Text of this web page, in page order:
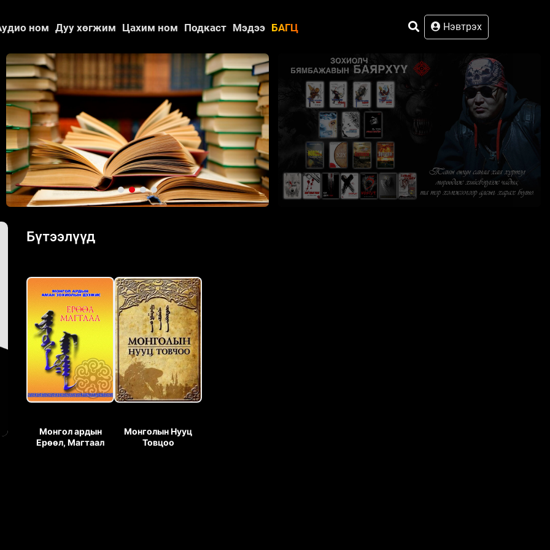
ном Дуу хөгжим Цахим ном Подкаст Мэдээ БАГЦ Нэвтрэх
Бүтээлүүд
Монгол ардын
Ерөөл, Магтаал
Монголын Нууц
Товцоо